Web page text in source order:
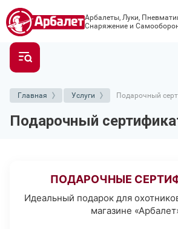
Арбалеты, Луки,
Снаряжение и
Главная Услуги Подарочный
Подарочный
ПОДАРОЧНЫЕ
Идеальный подарок для
магазине